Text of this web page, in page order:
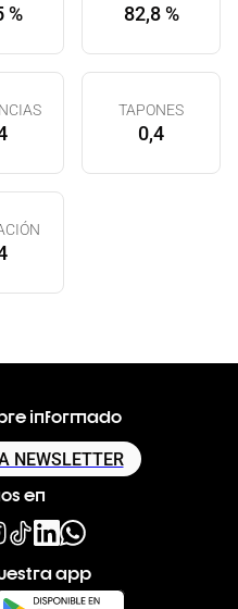
% 82,8 %
TAPONES
0,4
informado
NEWSLETTER
en
app